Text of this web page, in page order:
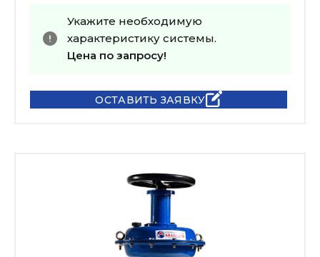
Укажите необходимую
характеристику системы.
Цена по запросу!
ОСТАВИТЬ ЗАЯВКУ